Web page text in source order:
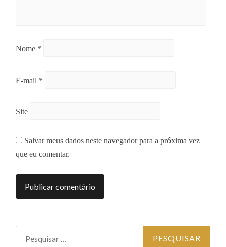
Nome *
E-mail *
Site
Salvar meus dados neste navegador para a próxima vez
que eu comentar.